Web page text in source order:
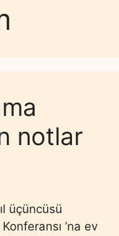
notlar
üçüncüsü
’na ev